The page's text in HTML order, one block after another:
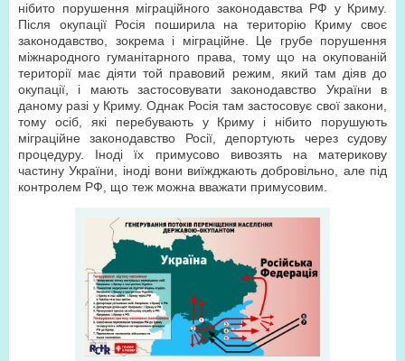
нібито порушення міграційного законодавства РФ у Криму.
Після окупації Росія поширила на територію Криму своє
законодавство, зокрема і міграційне. Це грубе порушення
міжнародного гуманітарного права, тому що на окупованій
території має діяти той правовий режим, який там діяв до
окупації, і мають застосовувати законодавство України в
даному разі у Криму. Однак Росія там застосовує свої закони,
тому осіб, які перебувають у Криму і нібито порушують
міграційне законодавство Росії, депортують через судову
процедуру. Іноді їх примусово вивозять на материкову
частину України, іноді вони виїжджають добровільно, але під
контролем РФ, що теж можна вважати примусовим.